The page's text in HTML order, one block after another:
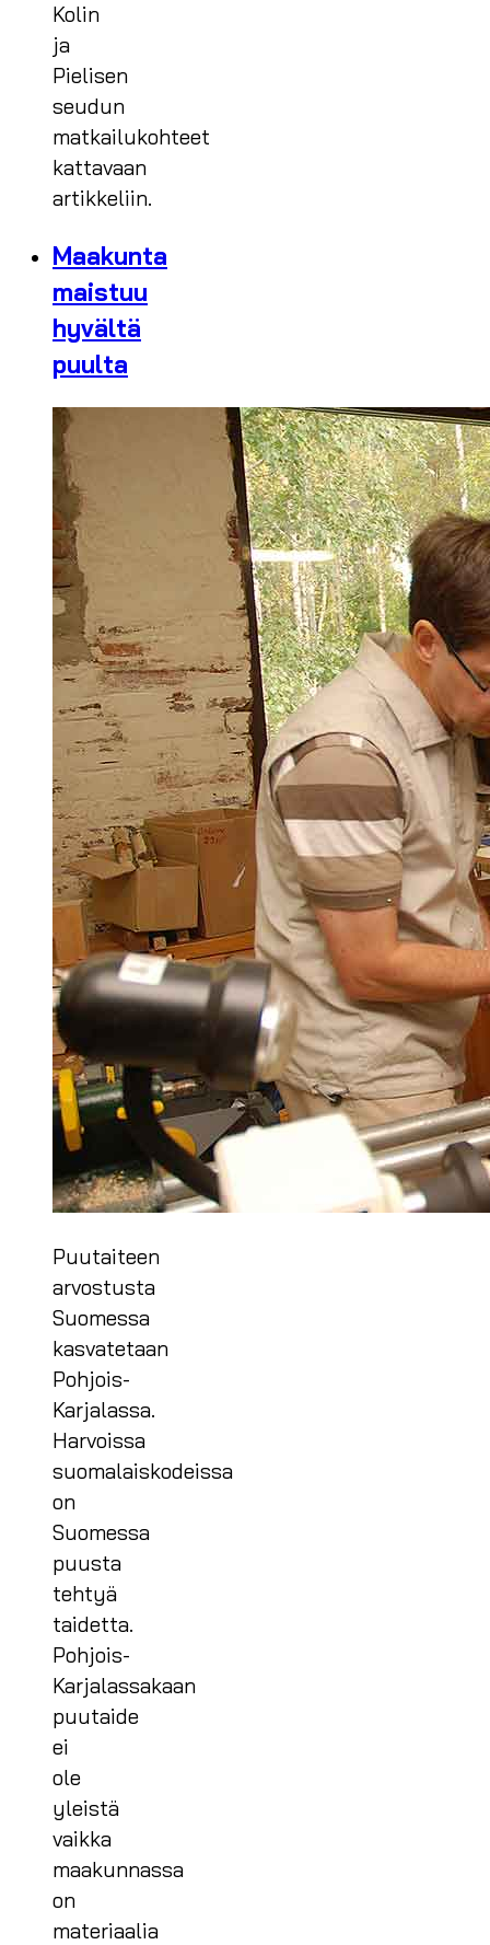
Kolin
ja
Pielisen
seudun
matkailukohteet
kattavaan
artikkeliin.
Maakunta
maistuu
hyvältä
puulta
Puutaiteen
arvostusta
Suomessa
kasvatetaan
Pohjois-
Karjalassa.
Harvoissa
suomalaiskodeissa
on
Suomessa
puusta
tehtyä
taidetta.
Pohjois-
Karjalassakaan
puutaide
ei
ole
yleistä
vaikka
maakunnassa
on
materiaalia